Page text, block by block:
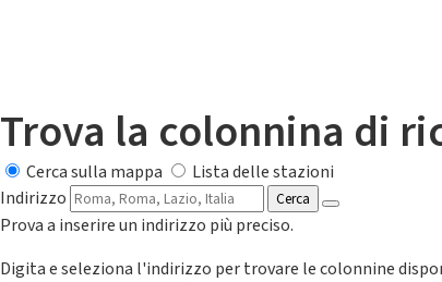
Trova la colonnina di
Cerca sulla mappa
Lista delle stazioni
Indirizzo
Cerca
Prova a inserire un indirizzo più preciso.
Digita e seleziona l'indirizzo per trovare le colonnine